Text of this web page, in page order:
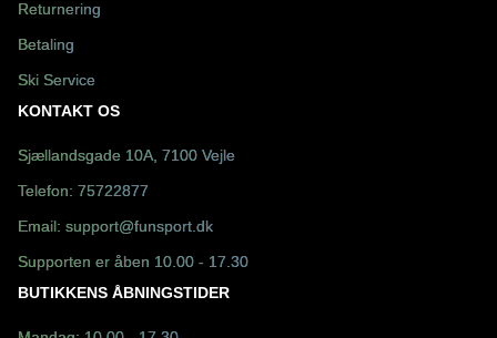
Returnering
Betaling
Ski Service
KONTAKT OS
Sjællandsgade 10A, 7100 Vejle
Telefon: 75722877
Email: support@funsport.dk
Supporten er åben 10.00 - 17.30
BUTIKKENS ÅBNINGSTIDER